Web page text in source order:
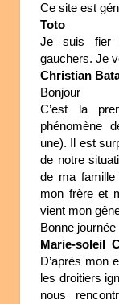
Ce site est
Toto
Je suis fier
gauchers. Je
Christian
Bonjour
C’est la
phénomène
une). Il est
de notre
de ma
mon frère et
vient mon
Bonne
Marie-soleil
D’après mon
les droitiers
nous